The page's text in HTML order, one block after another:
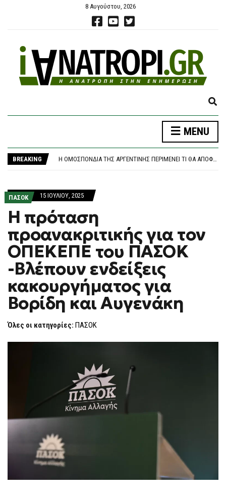
8 Αυγούστου, 2026
E
P
N
MENU
BREAKING
«ΚΑΙΝΟΦΑΝΉΣ ΚΑΙ ΆΚΥΡΗ» Η ΝΈΑ ΑΡΧΕΙΟΘΈΤΗΣΗ ΤΩΝ ΥΠΟΚΛΟΠΏΝ, ΛΈΕΙ Η ΔΙΚΗΓΌΡΟΣ ΤΟΥ ΧΡ. ΣΠΊΡΤΖΗ
Η ΟΜΟΣΠΟΝΔΊΑ ΤΗΣ ΑΡΓΕΝΤΙΝΉΣ ΠΕΡΙΜΈΝΕΙ ΤΙ ΘΑ ΑΠΟΦΑΣΊΣΟΥΝ ΟΙ ΜΈΣΙ ΚΑΙ ΣΚΑΛΌΝΙ
ΠΑΣΟΚ 15 ΙΟΥΛΊΟΥ, 2025
Η πρόταση
προανακριτικής για τον
ΟΠΕΚΕΠΕ του ΠΑΣΟΚ
-Βλέπουν ενδείξεις
κακουργήματος για
Βορίδη και Αυγενάκη
Όλες οι κατηγορίες: ΠΑΣΟΚ